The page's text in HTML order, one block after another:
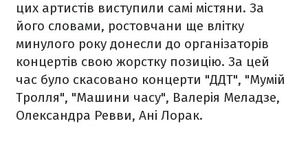
цих артистів виступили самі містяни. За
його словами, ростовчани ще влітку
минулого року донесли до організаторів
концертів свою жорстку позицію. За цей
час було скасовано концерти "ДДТ", "Мумій
Тролля", "Машини часу", Валерія Меладзе,
Олександра Ревви, Ані Лорак.